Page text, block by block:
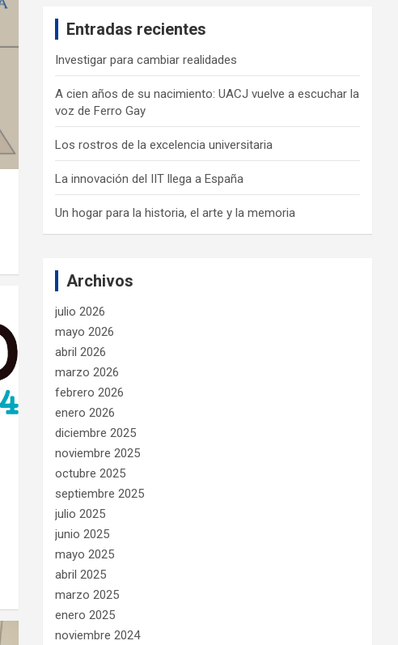
Entradas recientes
Investigar para cambiar realidades
A cien años de su nacimiento: UACJ vuelve a escuchar la
voz de Ferro Gay
Los rostros de la excelencia universitaria
La innovación del IIT llega a España
Un hogar para la historia, el arte y la memoria
Archivos
julio 2026
mayo 2026
abril 2026
marzo 2026
febrero 2026
enero 2026
diciembre 2025
noviembre 2025
octubre 2025
septiembre 2025
julio 2025
junio 2025
mayo 2025
abril 2025
marzo 2025
enero 2025
noviembre 2024